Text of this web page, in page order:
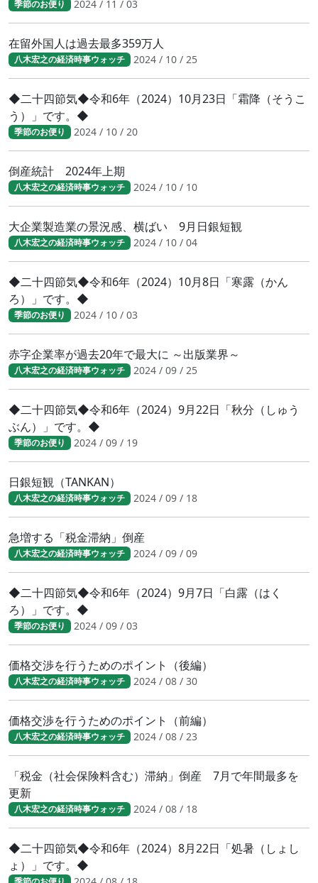
季節のお便り 2024 / 11 / 03
在留外国人は過去最多359万人
八木宏之の経済時事ウォッチ 2024 / 10 / 25
◆二十四節気◆令和6年（2024）10月23日「霜降（そうこ
う）」です。◆
季節のお便り 2024 / 10 / 20
倒産統計 2024年上期
八木宏之の経済時事ウォッチ 2024 / 10 / 10
大企業製造業の景況感、横ばい 9月日銀短観
八木宏之の経済時事ウォッチ 2024 / 10 / 04
◆二十四節気◆令和6年（2024）10月8日「寒露（かん
ろ）」です。◆
季節のお便り 2024 / 10 / 03
赤字企業率が過去20年で最大に ～出版業界～
八木宏之の経済時事ウォッチ 2024 / 09 / 25
◆二十四節気◆令和6年（2024）9月22日「秋分（しゅう
ぶん）」です。◆
季節のお便り 2024 / 09 / 19
日銀短観（TANKAN）
八木宏之の経済時事ウォッチ 2024 / 09 / 18
急増する「税金滞納」倒産
八木宏之の経済時事ウォッチ 2024 / 09 / 09
◆二十四節気◆令和6年（2024）9月7日「白露（はく
ろ）」です。◆
季節のお便り 2024 / 09 / 03
価格交渉を行うためのポイント（後編）
八木宏之の経済時事ウォッチ 2024 / 08 / 30
価格交渉を行うためのポイント（前編）
八木宏之の経済時事ウォッチ 2024 / 08 / 23
「税金（社会保険料含む）滞納」倒産 7月で年間最多を
更新
八木宏之の経済時事ウォッチ 2024 / 08 / 18
◆二十四節気◆令和6年（2024）8月22日「処暑（しょし
ょ）」です。◆